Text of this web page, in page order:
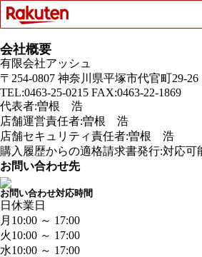
会社概要
有限会社アッシュ
〒254-0807 神奈川県平塚市代官町29-26
TEL:0463-25-0215 FAX:0463-22-1869
代表者:曽根 浩
店舗運営責任者:曽根 浩
店舗セキュリティ責任者:曽根 浩
購入履歴からの適格請求書発行:対応可
お問い合わせ先
お問い合わせ対応時間
日 休業日
月 10:00 ～ 17:00
火10:00 ～ 17:00
水10:00 ～ 17:00